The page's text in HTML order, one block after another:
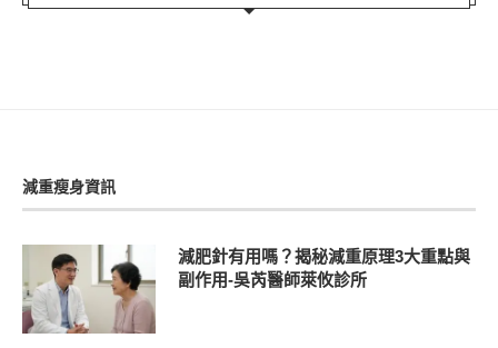
減重瘦身資訊
減肥針有用嗎？揭秘減重原理3大重點與
副作用-吳芮醫師萊攸診所